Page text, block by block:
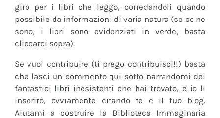
giro per i libri che leggo, corredandoli quando
possibile da informazioni di varia natura (se ce ne
sono, i libri sono evidenziati in verde, basta
cliccarci sopra).
Se vuoi contribuire (ti prego contribuisci!!) basta
che lasci un commento qui sotto narrandomi dei
fantastici libri inesistenti che hai trovato, e io li
inserirò, ovviamente citando te e il tuo blog.
Aiutami a costruire la Biblioteca Immaginaria